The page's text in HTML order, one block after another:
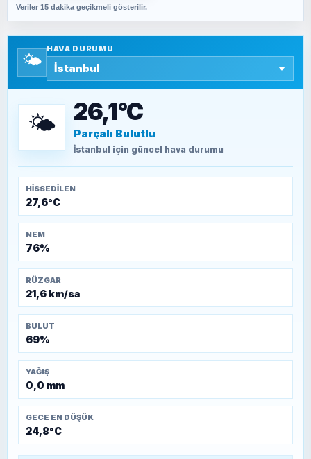
SAVAŞ ŞAHİN
SEYFULLAH ÇİÇEK
TEOMAN ALPASLAN
Kütahya-Eskişehir Muharebeleri (10-24
Veriler 15 dakika geçikmeli gösterilir.
🌤️
HAVA DURUMU
🌤️ 26,1°C
Parçalı Bulutlu
İstanbul için güncel hava durumu
HISSEDILEN
27,6°C
NEM
76%
RÜZGAR
21,6 km/sa
BULUT
69%
YAĞIŞ
0,0 mm
GECE EN DÜŞÜK
24,8°C